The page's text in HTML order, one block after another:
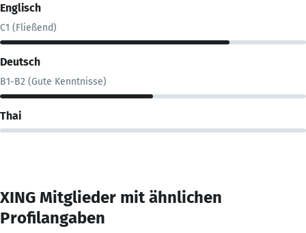
Englisch
C1 (Fließend)
Deutsch
B1-B2 (Gute Kenntnisse)
Thai
XING Mitglieder mit ähnlichen
Profilangaben